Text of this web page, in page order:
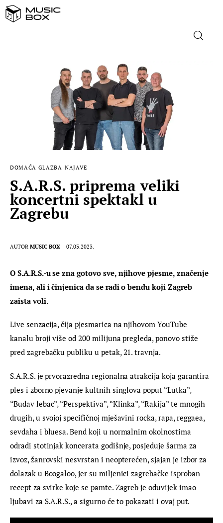
NASLOVNICA
DOMAĆA GLAZBA
STRANA GLAZBA
FILM
MUSIC BOX
DOMAĆA GLAZBA NAJAVE
S.A.R.S. priprema veliki
koncertni spektakl u
Zagrebu
AUTOR MUSIC BOX 07.03.2023.
O S.A.R.S.-u se zna gotovo sve, njihove pjesme, značenje
imena, ali i činjenica da se radi o bendu koji Zagreb
zaista voli.
Live senzacija, čija pjesmarica na njihovom YouTube
kanalu broji više od 200 milijuna pregleda, ponovo stiže
pred zagrebačku publiku u petak, 21. travnja.
S.A.R.S. je prvorazredna regionalna atrakcija koja garantira
ples i zborno pjevanje kultnih singlova poput “Lutka”,
“Buđav lebac”, “Perspektiva”, “Klinka”, “Rakija” te mnogih
drugih, u svojoj specifičnoj mješavini rocka, rapa, reggaea,
sevdaha i bluesa. Bend koji u normalnim okolnostima
odradi stotinjak koncerata godišnje, posjeduje šarma za
izvoz, žanrovski nesvrstan i neopterećen, sjajan je izbor za
dolazak u Boogaloo, jer su miljenici zagrebačke isproban
recept za svirke koje se pamte. Zagreb je oduvijek imao
ljubavi za S.A.R.S., a sigurno će to pokazati i ovaj put.